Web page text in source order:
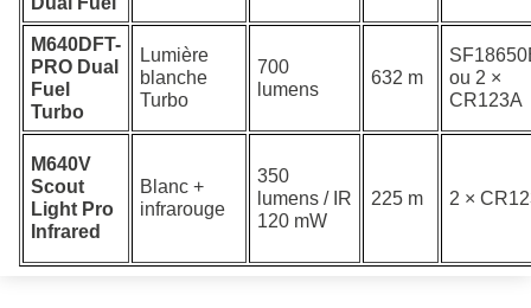
M640DFT-
PRO Dual
Fuel
Turbo
Lumière
blanche
Turbo
700
lumens
632 m
ou 2 ×
CR123A
M640V
Scout
Light Pro
Infrared
Blanc +
infrarouge
350
lumens / IR
120 mW
225 m 2 ×